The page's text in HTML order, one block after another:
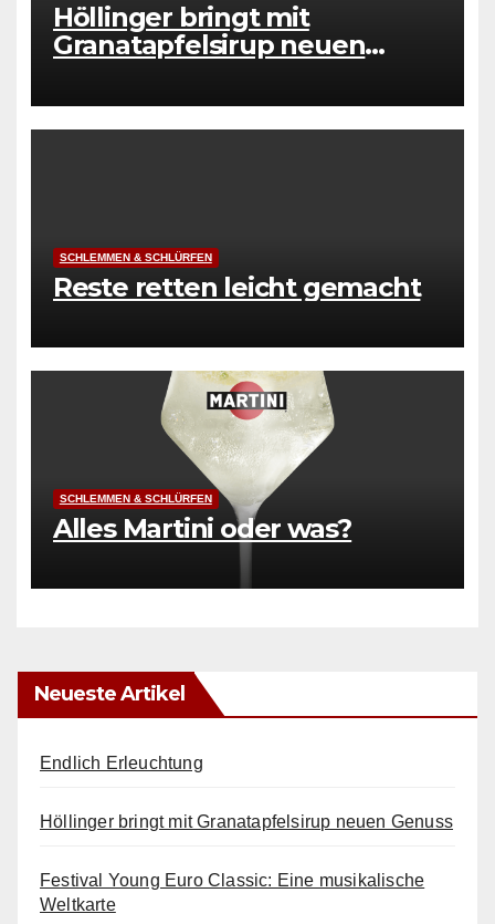
Höllinger bringt mit
Granatapfelsirup neuen
SCHLEMMEN & SCHLÜRFEN
Reste retten leicht gemacht
SCHLEMMEN & SCHLÜRFEN
Alles Martini oder was?
Neueste Artikel
Endlich Erleuchtung
Höllinger bringt mit Granatapfelsirup neuen Genuss
Festival Young Euro Classic: Eine musikalische
Weltkarte